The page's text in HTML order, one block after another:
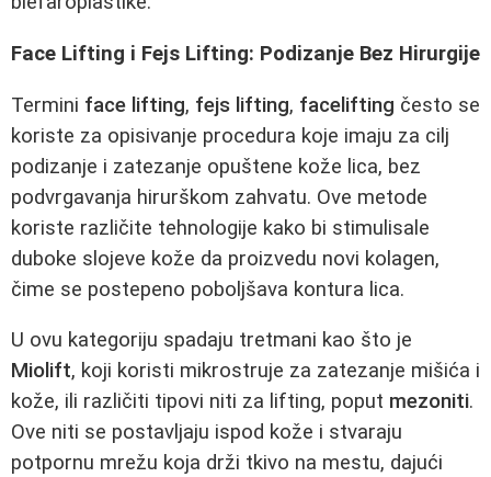
Face Lifting i Fejs Lifting: Podizanje Bez Hirurgije
Termini face lifting, fejs lifting, facelifting često se
koriste za opisivanje procedura koje imaju za cilj
podizanje i zatezanje opuštene kože lica, bez
podvrgavanja hirurškom zahvatu. Ove metode
koriste različite tehnologije kako bi stimulisale
duboke slojeve kože da proizvedu novi kolagen,
čime se postepeno poboljšava kontura lica.
U ovu kategoriju spadaju tretmani kao što je
Miolift, koji koristi mikrostruje za zatezanje mišića i
kože, ili različiti tipovi niti za lifting, poput mezoniti.
Ove niti se postavljaju ispod kože i stvaraju
potpornu mrežu koja drži tkivo na mestu, dajući